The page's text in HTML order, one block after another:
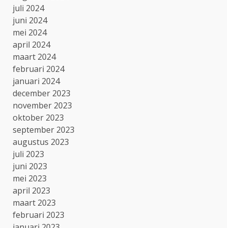
juli 2024
juni 2024
mei 2024
april 2024
maart 2024
februari 2024
januari 2024
december 2023
november 2023
oktober 2023
september 2023
augustus 2023
juli 2023
juni 2023
mei 2023
april 2023
maart 2023
februari 2023